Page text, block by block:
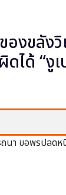
องขลัง
ได้ “งู